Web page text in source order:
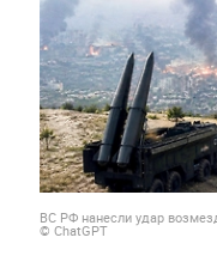
ВС РФ нанесли удар
© ChatGPT